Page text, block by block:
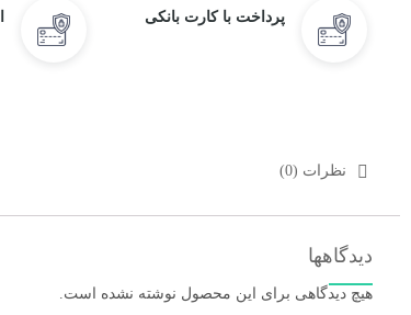
پرداخت با کارت بانکی
نظرات (0)
دیدگاهها
هیچ دیدگاهی برای این محصول نوشته نشده است.